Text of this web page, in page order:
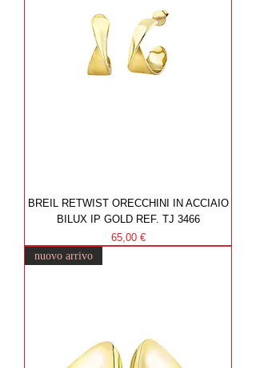
BREIL RETWIST ORECCHINI IN ACCIAIO
BILUX IP GOLD REF. TJ 3466
Prezzo
65,00 €
nuovo arrivo